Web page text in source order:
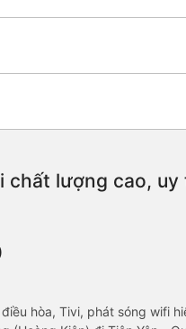
chất lượng cao,
hòa, Tivi, phát sóng wifi